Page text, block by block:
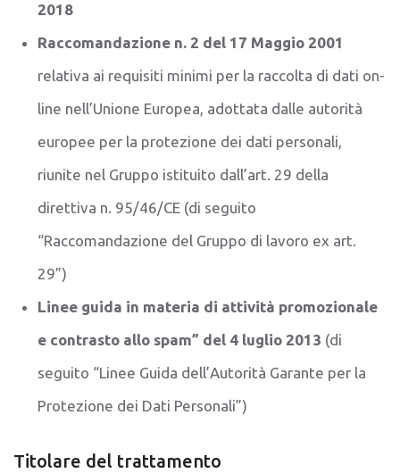
2018
Raccomandazione n. 2 del 17 Maggio 2001
relativa ai requisiti minimi per la raccolta di dati on-
line nell’Unione Europea, adottata dalle autorità
europee per la protezione dei dati personali,
riunite nel Gruppo istituito dall’art. 29 della
direttiva n. 95/46/CE (di seguito
“Raccomandazione del Gruppo di lavoro ex art.
29”)
Linee guida in materia di attività promozionale
e contrasto allo spam” del 4 luglio 2013 (di
seguito “Linee Guida dell’Autorità Garante per la
Protezione dei Dati Personali”)
Titolare del trattamento